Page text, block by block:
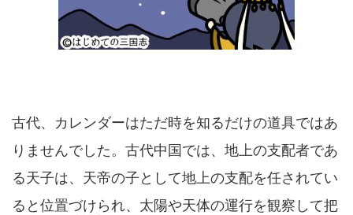
古代、カレンダーはただ時を知るだけの道具ではあ
りませんでした。古代中国では、地上の支配者であ
る天子は、天帝の子として地上の支配を任されてい
ると位置づけられ、太陽や天体の運行を観察して把